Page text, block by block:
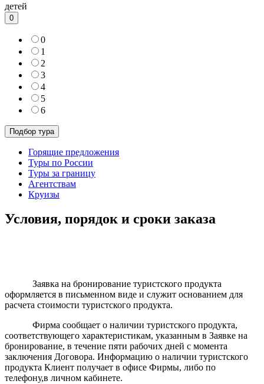
детей
0
0
1
2
3
4
5
6
Горящие предложения
Туры по России
Туры за границу
Агентствам
Круизы
Условия, порядок и сроки заказа
Заявка на бронирование туристского продукта
оформляется в письменном виде и служит основанием для
расчета стоимости туристского продукта.
Фирма сообщает о наличии туристского продукта,
соответствующего характеристикам, указанным в Заявке на
бронирование, в течение пяти рабочих дней с момента
заключения Договора. Информацию о наличии туристского
продукта Клиент получает в офисе Фирмы, либо по
телефону,в личном кабинете.